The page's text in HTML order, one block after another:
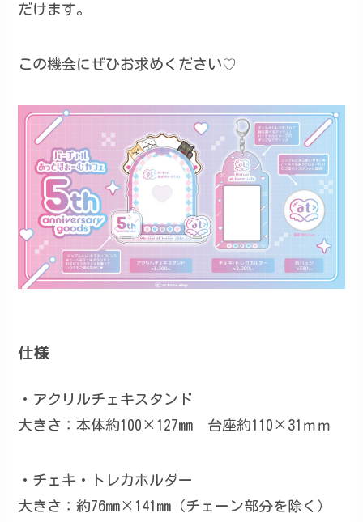
だけます。
この機会にぜひお求めください♡
仕様
・アクリルチェキスタンド
大きさ：本体約100×127mm 台座約110×31ｍｍ
・チェキ・トレカホルダー
大きさ： 約76mm×141mm （チェーン部分を除く）